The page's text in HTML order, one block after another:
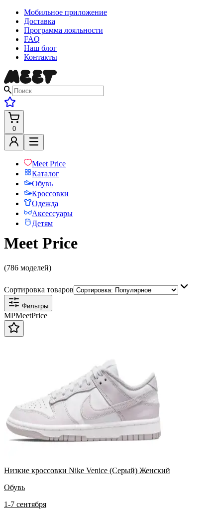
Мобильное приложение
Доставка
Программа лояльности
FAQ
Наш блог
Контакты
0
Meet Price
Каталог
Обувь
Кроссовки
Одежда
Аксессуары
Детям
Meet Price
(786 моделей)
Сортировка товаров
Фильтры
MPMeetPrice
Низкие кроссовки Nike Venice (Серый) Женский
Обувь
1-7 сентября